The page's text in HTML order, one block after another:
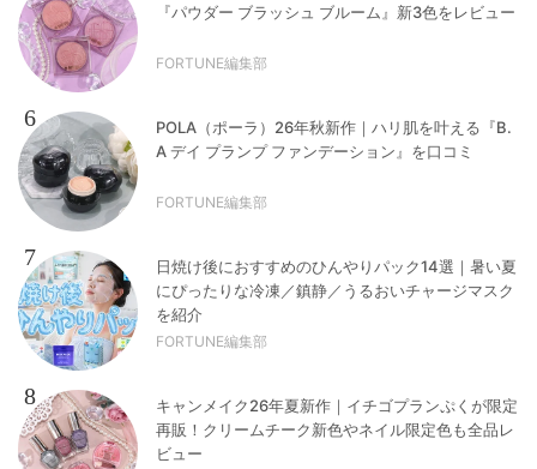
『パウダー ブラッシュ ブルーム』新3色をレビュー
FORTUNE編集部
6
POLA（ポーラ）26年秋新作｜ハリ肌を叶える『B.
A デイ プランプ ファンデーション』を口コミ
FORTUNE編集部
7
日焼け後におすすめのひんやりパック14選｜暑い夏
にぴったりな冷凍／鎮静／うるおいチャージマスク
を紹介
FORTUNE編集部
8
キャンメイク26年夏新作｜イチゴプランぷくが限定
再販！クリームチーク新色やネイル限定色も全品レ
ビュー